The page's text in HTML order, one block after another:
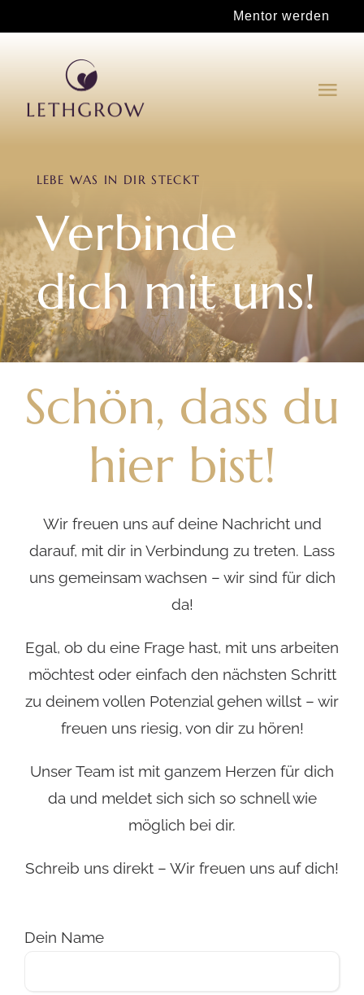
Mentor werden
Mentor werden
Shop
LEBE WAS IN DIR STECKT
Verbinde
dich mit uns!
Schön, dass du
hier bist!
Wir freuen uns auf deine Nachricht und
darauf, mit dir in Verbindung zu treten. Lass
uns gemeinsam wachsen – wir sind für dich
da!
Egal, ob du eine Frage hast, mit uns arbeiten
möchtest oder einfach den nächsten Schritt
zu deinem vollen Potenzial gehen willst – wir
freuen uns riesig, von dir zu hören!
Unser Team ist mit ganzem Herzen für dich
da und meldet sich sich so schnell wie
möglich bei dir.
Schreib uns direkt – Wir freuen uns auf dich!
Dein Name